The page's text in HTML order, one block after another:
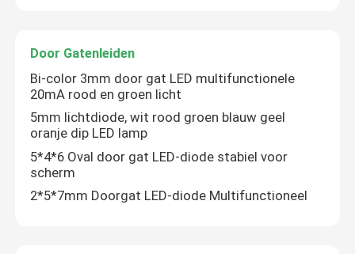
Producten
Videos
Door Gatenleiden
Bi-color 3mm door gat LED multifunctionele
20mA rood en groen licht
5mm lichtdiode, wit rood groen blauw geel
oranje dip LED lamp
5*4*6 Oval door gat LED-diode stabiel voor
scherm
2*5*7mm Doorgat LED-diode Multifunctioneel